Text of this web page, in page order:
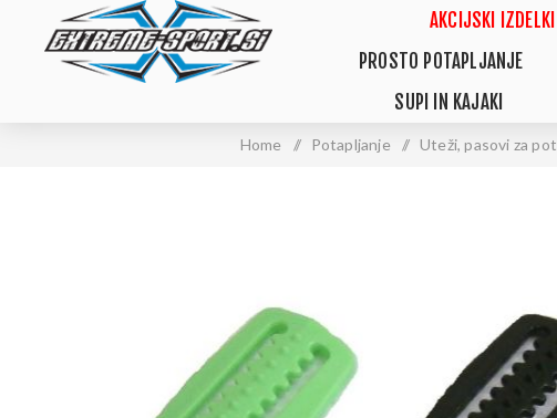
AKCIJSKI IZDELKI
PROSTO POTAPLJANJE
SUPI IN KAJAKI
Home / Potapljanje / Uteži, pasovi za